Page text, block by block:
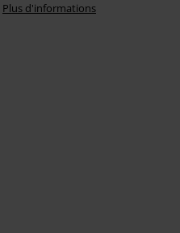
Plus d'informations